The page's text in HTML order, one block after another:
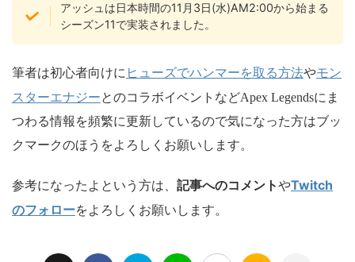
アッシュは日本時間の11月3日(水)AM2:00から始まる
シーズン11で実装されました。
筆者は初心者向けに ヒューズでハンマーを取る方法やモン
スターエナジーとのコラボイベントなどApex Legendsにま
つわる情報を頻繁に更新しているので気になった方はブッ
クマークのほうをよろしくお願いします。
参考になったよという方は、 記事へのコメントやTwitch
のフォローをよろしくお願いします。